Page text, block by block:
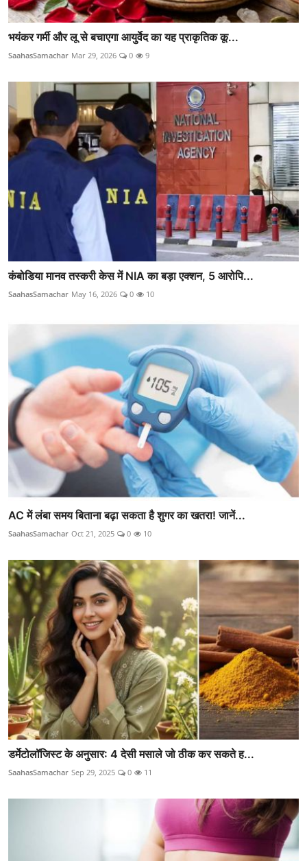
भयंकर गर्मी और लू से बचाएगा आयुर्वेद का यह प्राकृतिक कू...
SaahasSamachar Mar 29, 2026 0 9
कंबोडिया मानव तस्करी केस में NIA का बड़ा एक्शन, 5 आरोपि...
SaahasSamachar May 16, 2026 0 10
AC में लंबा समय बिताना बढ़ा सकता है शुगर का खतरा! जानें...
SaahasSamachar Oct 21, 2025 0 10
डर्मेटोलॉजिस्ट के अनुसार: 4 देसी मसाले जो ठीक कर सकते ह...
SaahasSamachar Sep 29, 2025 0 11